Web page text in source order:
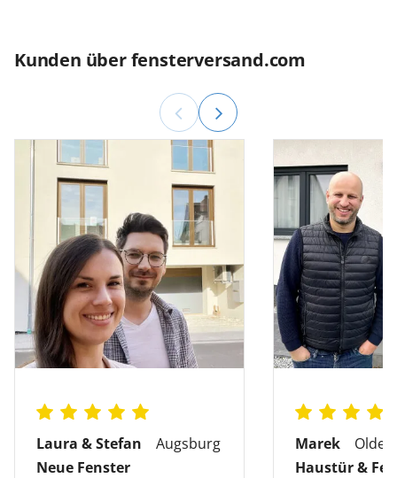
Kunden über fensterversand.com
Laura & Stefan
Augsburg
Neue Fenster
Marek
Haustür &